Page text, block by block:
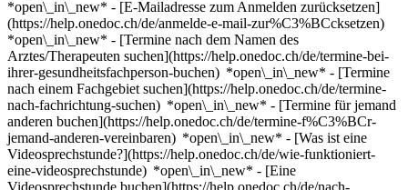
*open\_in\_new* - [E-Mailadresse zum Anmelden zurücksetzen]
(https://help.onedoc.ch/de/anmelde-e-mail-zur%C3%BCcksetzen)
*open\_in\_new* - [Termine nach dem Namen des
Arztes/Therapeuten suchen](https://help.onedoc.ch/de/termine-bei-
ihrer-gesundheitsfachperson-buchen) *open\_in\_new* - [Termine
nach einem Fachgebiet suchen](https://help.onedoc.ch/de/termine-
nach-fachrichtung-suchen) *open\_in\_new* - [Termine für jemand
anderen buchen](https://help.onedoc.ch/de/termine-f%C3%BCr-
jemand-anderen-vereinbaren) *open\_in\_new* - [Was ist eine
Videosprechstunde?](https://help.onedoc.ch/de/wie-funktioniert-
eine-videosprechstunde) *open\_in\_new* - [Eine
Videosprechstunde buchen](https://help.onedoc.ch/de/nach-